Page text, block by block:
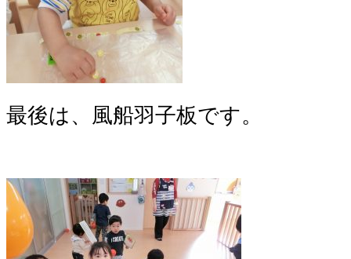
最後は、風船羽子板です。